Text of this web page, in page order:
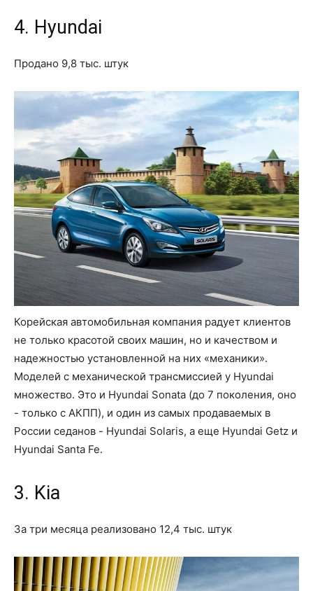
4. Hyundai
Продано 9,8 тыс. штук
Корейская автомобильная компания радует клиентов
не только красотой своих машин, но и качеством и
надежностью установленной на них «механики».
Моделей с механической трансмиссией у Hyundai
множество. Это и Hyundai Sonata (до 7 поколения, оно
- только с АКПП), и один из самых продаваемых в
России седанов - Hyundai Solaris, а еще Hyundai Getz и
Hyundai Santa Fe.
3. Kia
За три месяца реализовано 12,4 тыс. штук